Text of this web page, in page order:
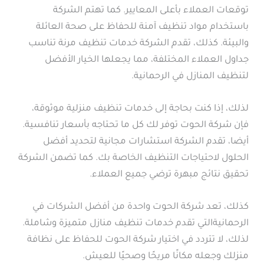
توقعات العملاء بأعلى المعايير. كما تهتم الشركة
باستخدام مواد تنظيف آمنة للحفاظ على صحة العائلة
والبيئة. كذلك، تقدم الشركة خدمات تنظيف مرنة تناسب
جداول العملاء المختلفة، مما يجعلها الخيار الأفضل
لتنظيف المنازل في الرحمانية.
لذلك، إذا كنت بحاجة إلى خدمات تنظيف منزلية موثوقة،
فإن شركة الحوت توفر لك كل ما تحتاجه بأسعار تنافسية.
أيضا، تقدم الشركة استشارات مجانية لتحديد أفضل
الحلول لاحتياجات التنظيف الخاصة بك. كما تضمن الشركة
تحقيق نتائج مبهرة ترضي جميع العملاء.
كذلك، تعد شركة الحوت واحدة من أفضل الشركات في
الرحمانيةالتي تقدم خدمات تنظيف منازل متميزة وشاملة.
لذلك، لا تتردد في اختيار شركة الحوت للحفاظ على نظافة
منزلك وجعله مكانًا مريحًا وصحيًا للعيش.